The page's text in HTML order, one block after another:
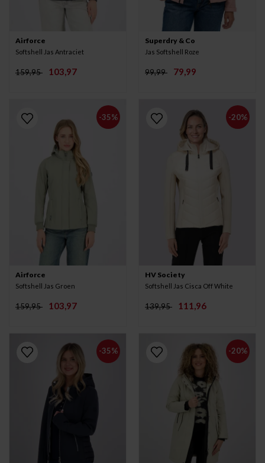
Airforce
Softshell Jas Antraciet
159,95 103,97
Superdry & Co
Jas Softshell Roze
99,99 79,99
-35%
Airforce
Softshell Jas Groen
159,95 103,97
-20%
HV Society
Softshell Jas Cisca Off White
139,95 111,96
-35% -20%